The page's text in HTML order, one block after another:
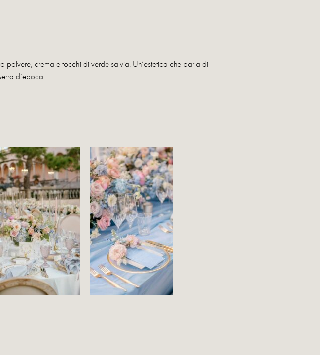
crema e tocchi di verde salvia. Un’estetica che parla di
d’epoca.